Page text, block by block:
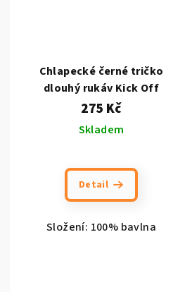
Chlapecké černé tričko
dlouhý rukáv Kick Off
275 Kč
Skladem
Detail
Složení: 100% bavlna